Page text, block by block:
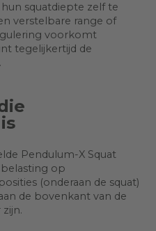
squatdiepte zelf te
verstelbare range of
voorkomt
tegelijkertijd de
Pendulum-X Squat
op
(onderaan de squat)
de bovenkant van de